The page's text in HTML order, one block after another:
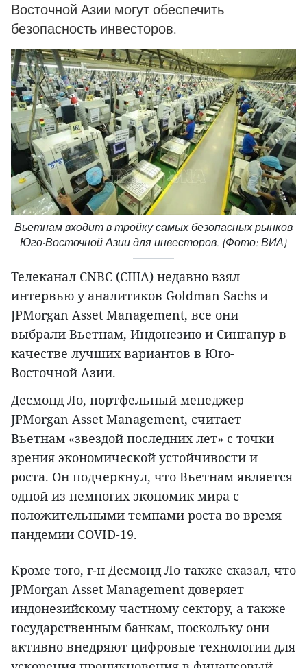
Восточной Азии могут обеспечить
безопасность инвесторов.
Вьетнам входит в тройку самых безопасных рынков
Юго-Восточной Азии для инвесторов. (Фото: ВИА)
Телеканал CNBC (США) недавно взял
интервью у аналитиков Goldman Sachs и
JPMorgan Asset Management, все они
выбрали Вьетнам, Индонезию и Сингапур в
качестве лучших вариантов в Юго-
Восточной Азии.
Десмонд Ло, портфельный менеджер
JPMorgan Asset Management, считает
Вьетнам «звездой последних лет» с точки
зрения экономической устойчивости и
роста. Он подчеркнул, что Вьетнам является
одной из немногих экономик мира с
положительными темпами роста во время
пандемии COVID-19.
Кроме того, г-н Десмонд Ло также сказал, что
JPMorgan Asset Management доверяет
индонезийскому частному сектору, а также
государственным банкам, поскольку они
активно внедряют цифровые технологии для